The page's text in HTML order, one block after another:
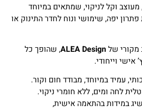
וקל לניקוי, שמתאים במיוחד
יפה, שימושי ונוח לחדר התינוק או
מקורי שלALEA Design, שהופך כל
וייחודי.
לחה ומים, ללא חומרי ניקוי.
במידות בהתאמה אישית,